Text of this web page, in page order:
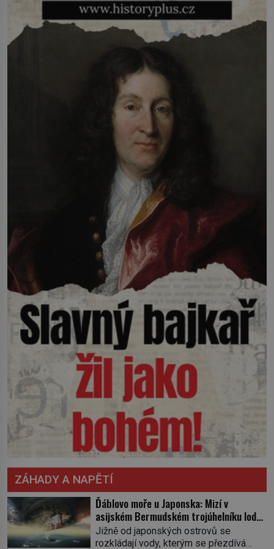
ZÁHADY A NAPĚTÍ
Ďáblovo moře u Japonska: Mizí v
asijském Bermudském trojúhelníku lodě
ve spárech neznámé síly?
Jižně od japonských ostrovů se
rozkládají vody, kterým se přezdívá